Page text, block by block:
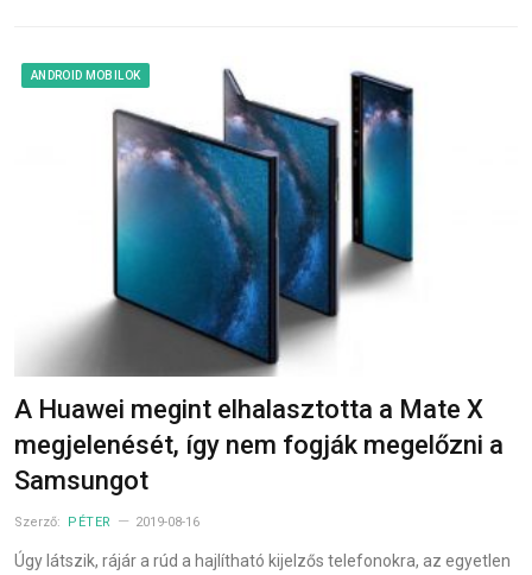
ANDROID MOBILOK
A Huawei megint elhalasztotta a Mate X
megjelenését, így nem fogják megelőzni a
Samsungot
Szerző: PÉTER 2019-08-16
Úgy látszik, rájár a rúd a hajlítható kijelzős telefonokra, az egyetlen